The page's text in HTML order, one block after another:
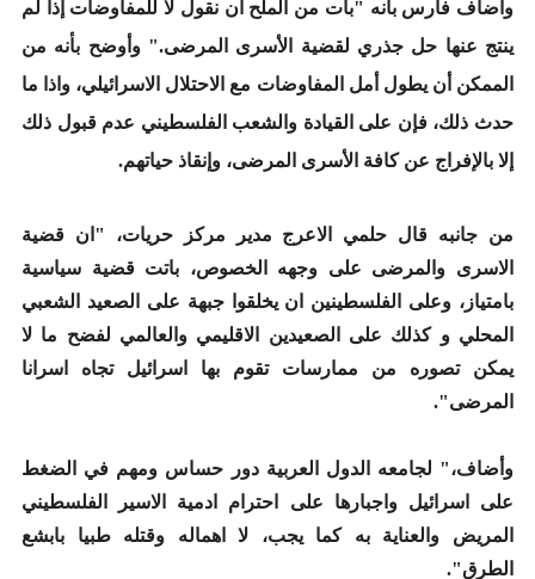
وأضاف فارس بأنه "بات من الملح أن نقول لا للمفاوضات إذا لم
ينتج عنها حل جذري لقضية الأسرى المرضى." وأوضح بأنه من
الممكن أن يطول أمل المفاوضات مع الاحتلال الاسرائيلي، واذا ما
حدث ذلك، فإن على القيادة والشعب الفلسطيني عدم قبول ذلك
إلا بالإفراج عن كافة الأسرى المرضى، وإنقاذ حياتهم.
من جانبه قال حلمي الاعرج مدير مركز حريات، "ان قضية
الاسرى والمرضى على وجهه الخصوص، باتت قضية سياسية
بامتياز، وعلى الفلسطينين ان يخلقوا جبهة على الصعيد الشعبي
المحلي و كذلك على الصعيدين الاقليمي والعالمي لفضح ما لا
يمكن تصوره من ممارسات تقوم بها اسرائيل تجاه اسرانا
المرضى".
وأضاف،" لجامعه الدول العربية دور حساس ومهم في الضغط
على اسرائيل واجبارها على احترام ادمية الاسير الفلسطيني
المريض والعناية به كما يجب، لا اهماله وقتله طبيا بابشع
الطرق".